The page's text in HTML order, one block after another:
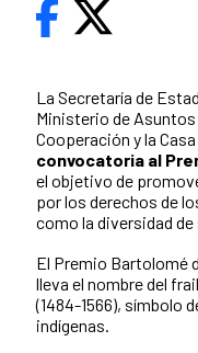
La Secretaría de
Ministerio de
Cooperación y la
convocatoria al
el objetivo de
por los derechos de
como la diversidad
El Premio Bartolomé
lleva el nombre del
(1484-1566), símbolo
indígenas.